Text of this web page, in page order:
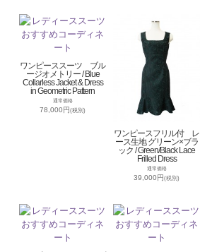
ワンピーススーツ ブル
ージオメトリー / Blue
Collarless Jacket & Dress
in Geometric Pattern
通常価格
78,000円(税別)
ワンピースフリル付 レ
ース生地 グリーン×ブラ
ック / Green/Black Lace
Frilled Dress
通常価格
39,000円(税別)